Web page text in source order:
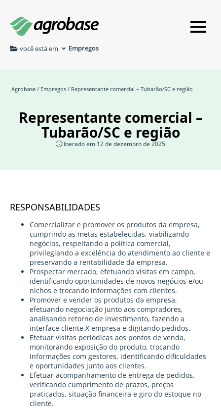
você está em Empregos
Agrobase / Empregos / Representante comercial – Tubarão/SC e região
Representante comercial –
Tubarão/SC e região
liberado em 12 de dezembro de 2025
RESPONSABILIDADES
Comercializar e promover os produtos da empresa,
cumprindo as metas estabelecidas, viabilizando
negócios, respeitando a política comercial,
privilegiando a excelência do atendimento ao cliente e
preservando a rentabilidade da empresa.
Prospectar mercado, efetuando visitas em campo,
identificando oportunidades de novos negócios e/ou
nichos e trocando informações com clientes.
Promover e vender os produtos da empresa,
efetuando negociação junto aos compradores,
analisando retorno de investimento, fazendo a
interface cliente X empresa e digitando pedidos.
Efetuar visitas periódicas aos pontos de venda,
monitorando exposição do produto, trocando
informações com gestores, identificando dificuldades
e oportunidades junto aos clientes.
Efetuar acompanhamento de entrega de pedidos,
verificando cumprimento de prazos, preços
praticados, situação financeira e giro do estoque no
cliente.